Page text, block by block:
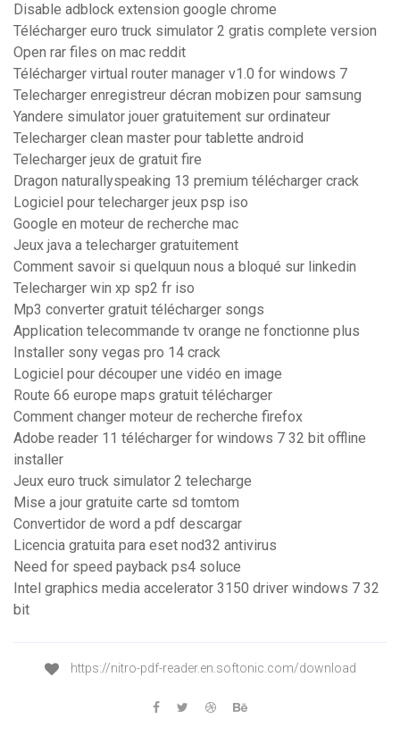
Disable adblock extension google chrome
Télécharger euro truck simulator 2 gratis complete version
Open rar files on mac reddit
Télécharger virtual router manager v1.0 for windows 7
Telecharger enregistreur décran mobizen pour samsung
Yandere simulator jouer gratuitement sur ordinateur
Telecharger clean master pour tablette android
Telecharger jeux de gratuit fire
Dragon naturallyspeaking 13 premium télécharger crack
Logiciel pour telecharger jeux psp iso
Google en moteur de recherche mac
Jeux java a telecharger gratuitement
Comment savoir si quelquun nous a bloqué sur linkedin
Telecharger win xp sp2 fr iso
Mp3 converter gratuit télécharger songs
Application telecommande tv orange ne fonctionne plus
Installer sony vegas pro 14 crack
Logiciel pour découper une vidéo en image
Route 66 europe maps gratuit télécharger
Comment changer moteur de recherche firefox
Adobe reader 11 télécharger for windows 7 32 bit offline
installer
Jeux euro truck simulator 2 telecharge
Mise a jour gratuite carte sd tomtom
Convertidor de word a pdf descargar
Licencia gratuita para eset nod32 antivirus
Need for speed payback ps4 soluce
Intel graphics media accelerator 3150 driver windows 7 32
bit
https://nitro-pdf-reader.en.softonic.com/download